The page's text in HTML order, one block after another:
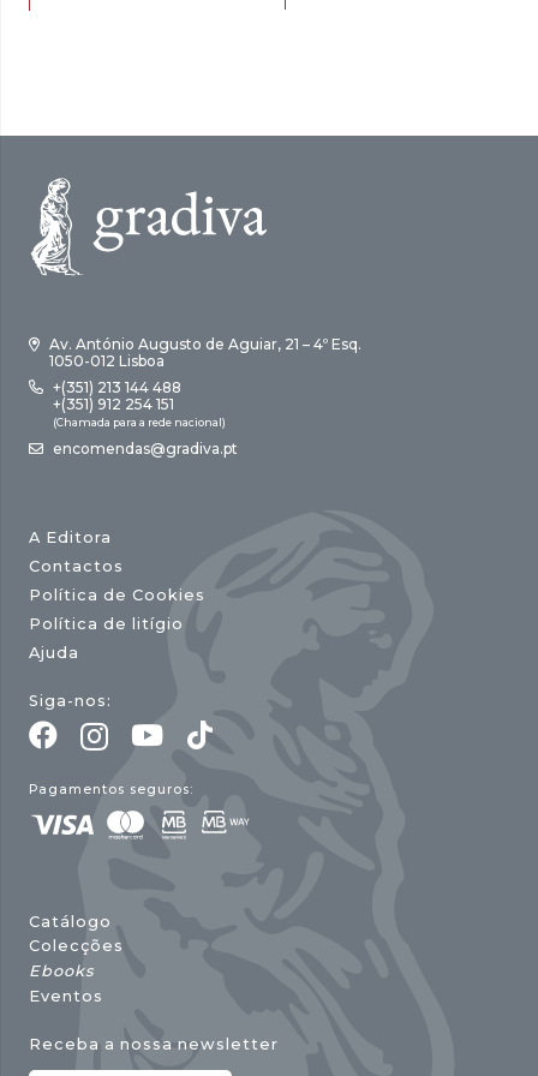
Av. António Augusto de Aguiar, 21 – 4º Esq.
1050-012 Lisboa
+(351) 213 144 488
+(351) 912 254 151
(Chamada para a rede nacional)
encomendas@gradiva.pt
A Editora
Contactos
Política de Cookies
Política de litígio
Ajuda
Siga-nos:
Pagamentos seguros:
Catálogo
Colecções
Ebooks
Eventos
Receba a nossa newsletter